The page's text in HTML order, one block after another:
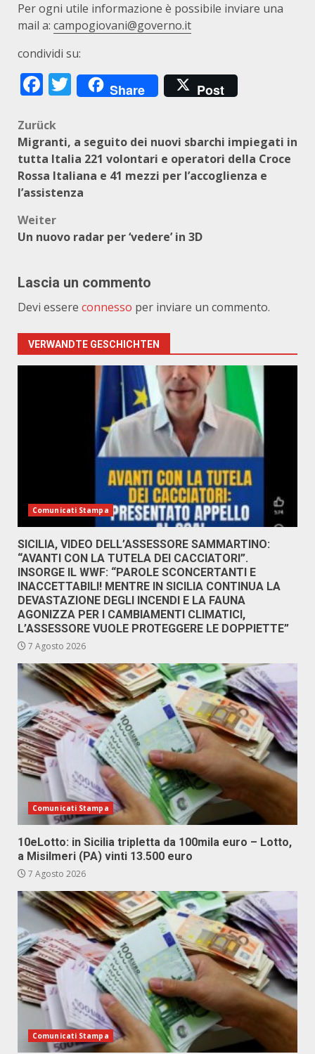
Per ogni utile informazione è possibile inviare una
mail a: campogiovani@governo.it
condividi su:
Facebook
Twitter
Share Post
Beitragsnavigation
Zurück
Migranti, a seguito dei nuovi sbarchi impiegati in
tutta Italia 221 volontari e operatori della Croce
Rossa Italiana e 41 mezzi per l’accoglienza e
l’assistenza
Weiter
Un nuovo radar per ‘vedere’ in 3D
Lascia un commento
Devi essere connesso per inviare un commento.
VERWANDTE GESCHICHTEN
Comunicati Stampa
SICILIA, VIDEO DELL’ASSESSORE SAMMARTINO:
“AVANTI CON LA TUTELA DEI CACCIATORI”.
INSORGE IL WWF: “PAROLE SCONCERTANTI E
INACCETTABILI! MENTRE IN SICILIA CONTINUA LA
DEVASTAZIONE DEGLI INCENDI E LA FAUNA
AGONIZZA PER I CAMBIAMENTI CLIMATICI,
L’ASSESSORE VUOLE PROTEGGERE LE DOPPIETTE”
7 Agosto 2026
Comunicati Stampa
10eLotto: in Sicilia tripletta da 100mila euro – Lotto,
a Misilmeri (PA) vinti 13.500 euro
7 Agosto 2026
Comunicati Stampa